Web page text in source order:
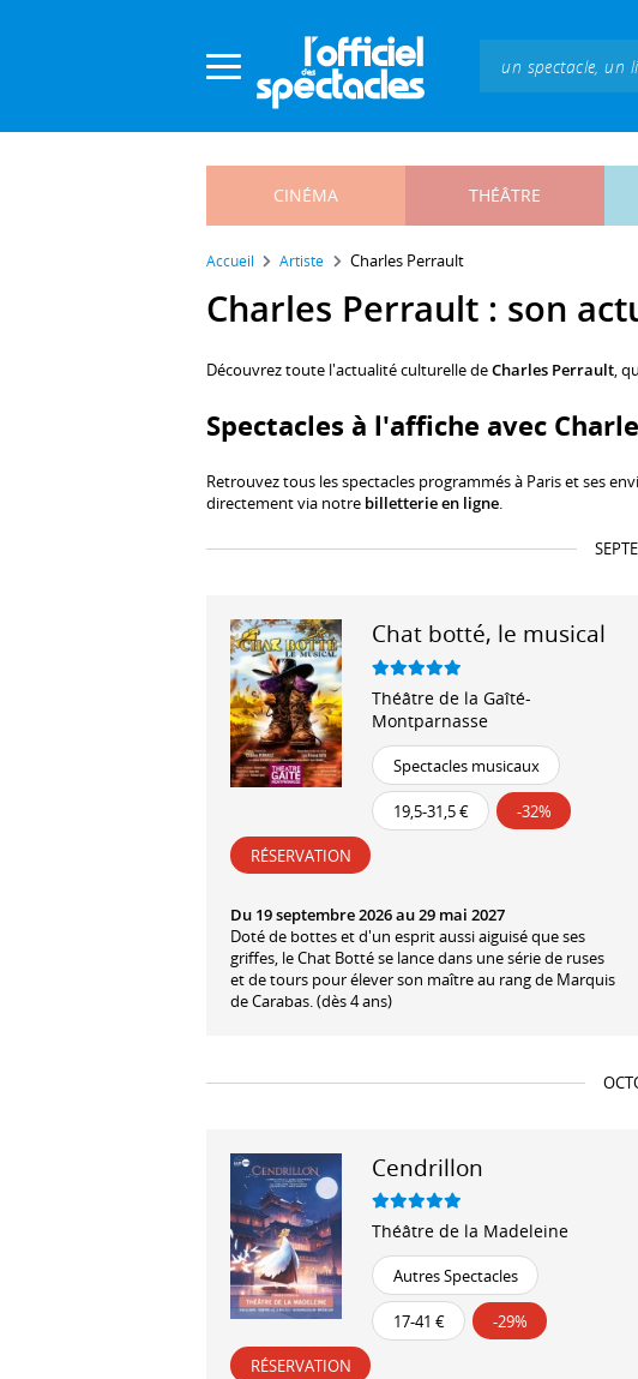
CINÉMA THÉÂTRE
Accueil Artiste Charles Perrault
Charles Perrault : son
Découvrez toute l'actualité culturelle deCharles Perrault,
Spectacles à l'affiche avec
Retrouvez tous les spectacles programmés à Paris et ses
directement via notre billetterie en ligne.
Chat botté, le musical
Théâtre de la Gaîté-
Montparnasse
Spectacles musicaux
19,5-31,5 € -32%
RÉSERVATION
Du 19 septembre 2026 au 29 mai 2027
Doté de bottes et d'un esprit aussi aiguisé que ses
griffes, le Chat Botté se lance dans une série de ruses
et de tours pour élever son maître au rang de Marquis
de Carabas. (dès 4 ans)
Cendrillon
Théâtre de la Madeleine
Autres Spectacles
17-41 € -29%
RÉSERVATION